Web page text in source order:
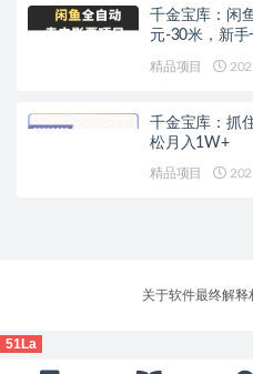
千金宝库：闲
元-30米，新手
精品项目
千金宝库：抓
松月入1W+
精品项目
关于软件最终解释
51La